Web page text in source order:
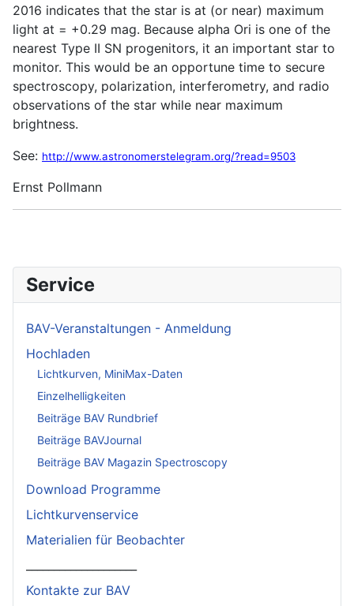
2016 indicates that the star is at (or near) maximum
light at = +0.29 mag. Because alpha Ori is one of the
nearest Type II SN progenitors, it an important star to
monitor. This would be an opportune time to secure
spectroscopy, polarization, interferometry, and radio
observations of the star while near maximum
brightness.
See: http://www.astronomerstelegram.org/?read=9503
Ernst Pollmann
Service
BAV-Veranstaltungen - Anmeldung
Hochladen
Lichtkurven, MiniMax-Daten
Einzelhelligkeiten
Beiträge BAV Rundbrief
Beiträge BAVJournal
Beiträge BAV Magazin Spectroscopy
Download Programme
Lichtkurvenservice
Materialien für Beobachter
Kontakte zur BAV